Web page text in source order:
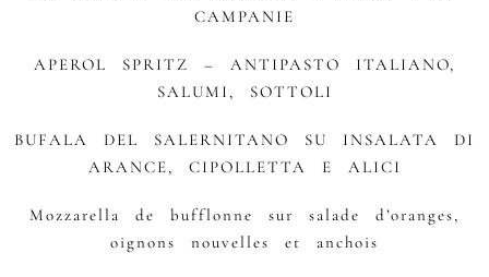
CAMPANIE
APEROL SPRITZ – ANTIPASTO ITALIANO,
SALUMI, SOTTOLI
BUFALA DEL SALERNITANO SU INSALATA DI
ARANCE, CIPOLLETTA E ALICI
Mozzarella de bufflonne sur salade d’oranges,
oignons nouvelles et anchois